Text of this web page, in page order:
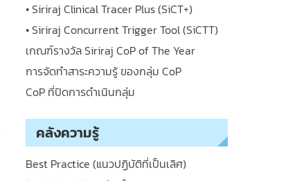
• Siriraj Clinical Tracer Plus (SiCT+)
• Siriraj Concurrent Trigger Tool (SiCTT)
เกณฑ์รางวัล Siriraj CoP of The Year
การจัดทำสาระความรู้ ของกลุ่ม CoP
CoP ที่ปิดการดำเนินกลุ่ม
คลังความรู้
Best Practice (แนวปฏิบัติที่เป็นเลิศ)